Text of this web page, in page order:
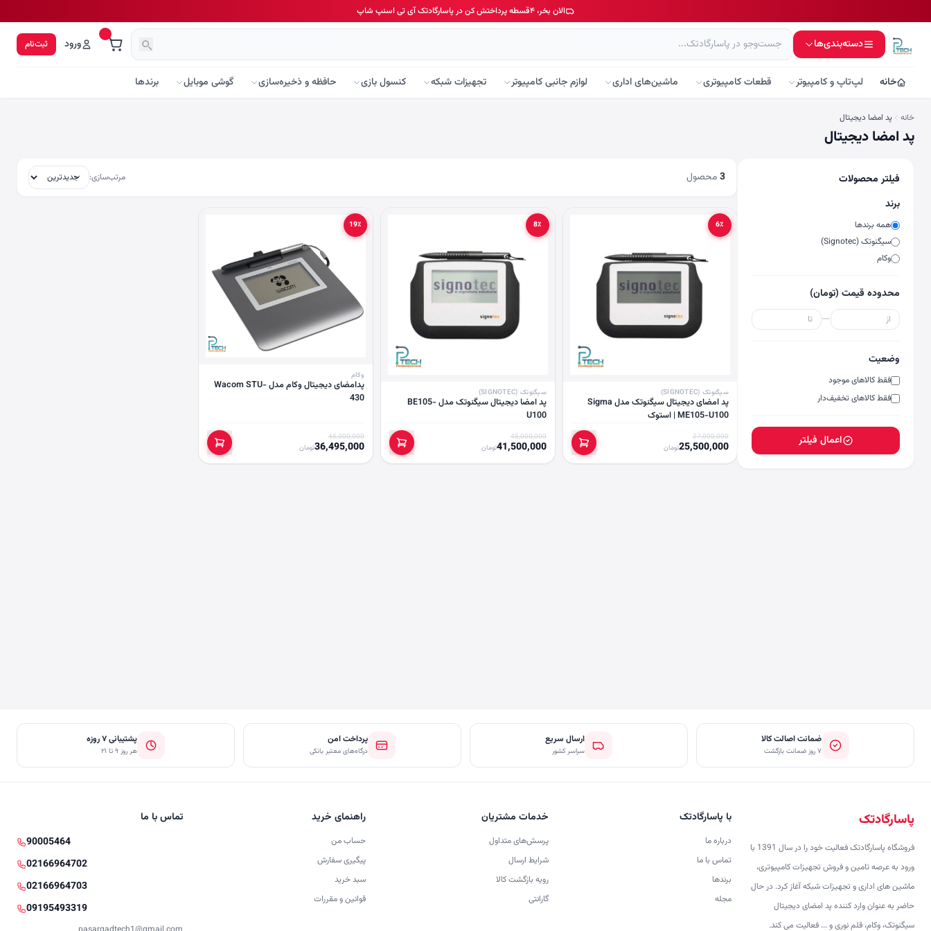
الان بخر، ۴قسطه پرداختش کن در پاسارگادتک آی تی اسنپ شاپ
دسته‌بندی‌ها ورود ثبت‌نام
خانه لپ‌تاپ و کامپیوتر قطعات کامپیوتری ماشین‌های اداری لوازم جانبی کامپیوتر تجهیزات شبکه کنسول بازی حافظه و ذخیره‌سازی گوشی موبایل برندها
خانه پد امضا دیجیتال
پد امضا دیجیتال
فیلتر محصولات
برند
همه برندها
سیگنوتک (Signotec)
وکام
محدوده قیمت (تومان)
—
وضعیت
فقط کالاهای موجود
فقط کالاهای تخفیف‌دار
اعمال فیلتر
3محصول مرتب‌سازی:
6٪
سیگنوتک (SIGNOTEC)
پد امضای دیجیتال سیگنوتک مدل Sigma
ME105-U100 | استوک
27,000,000
25,500,000تومان
8٪
سیگنوتک (SIGNOTEC)
پد امضا دیجیتال سیگنوتک مدل BE105-
U100
45,000,000
41,500,000تومان
19٪
وکام
پدامضای دیجیتال وکام مدل Wacom STU-
430
45,000,000
36,495,000تومان
ضمانت اصالت کالا
۷ روز ضمانت بازگشت
ارسال سریع
سراسر کشور
پرداخت امن
درگاه‌های معتبر بانکی
پشتیبانی ۷ روزه
هر روز ۹ تا ۲۱
پاسارگادتک
فروشگاه پاسارگادتک فعالیت خود را در سال 1391 با
ورود به عرصه تامین و فروش تجهیزات کامپیوتری،
ماشین های اداری و تجهیزات شبکه آغاز کرد. در حال
حاضر به عنوان وارد کننده پد امضای دیجیتال
سیگنوتک، وکام، قلم نوری و ... فعالیت می کند.
با پاسارگادتک
درباره ما
تماس با ما
برندها
مجله
خدمات مشتریان
پرسش‌های متداول
شرایط ارسال
رویه بازگشت کالا
گارانتی
راهنمای خرید
حساب من
پیگیری سفارش
سبد خرید
قوانین و مقررات
تماس با ما
90005464
02166964702
02166964703
09195493319